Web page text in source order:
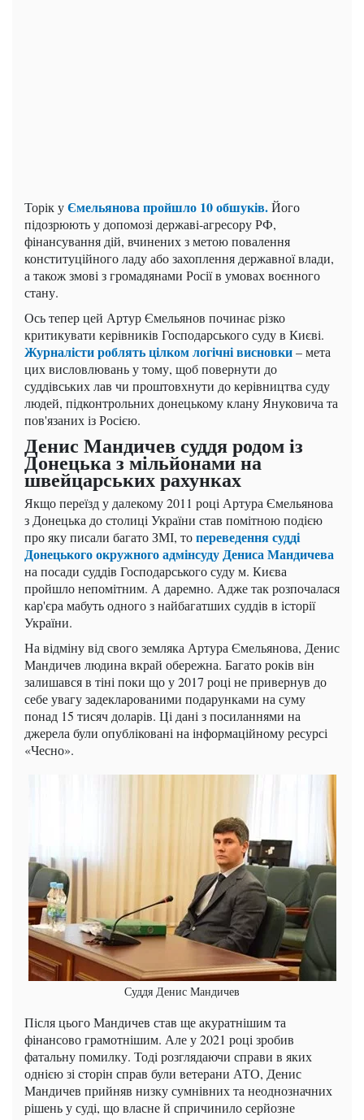
Торік уЄмельянова пройшло 10 обшуків.Його
підозрюють у допомозі державі-агресору РФ,
фінансування дій, вчинених з метою повалення
конституційного ладу або захоплення державної влади,
а також змові з громадянами Росії в умовах воєнного
стану.
Ось тепер цей Артур Ємельянов починає різко
критикувати керівників Господарського суду в Києві.
Журналісти роблять цілком логічні висновки– мета
цих висловлювань у тому, щоб повернути до
суддівських лав чи проштовхнути до керівництва суду
людей, підконтрольних донецькому клану Януковича та
пов'язаних із Росією.
Денис Мандичев суддя родом із
Донецька з мільйонами на
швейцарських рахунках
Якщо переїзд у далекому 2011 році Артура Ємельянова
з Донецька до столиці України став помітною подією
про яку писали багато ЗМІ, топереведення судді
Донецького окружного адмінсуду Дениса Мандичева
на посади суддів Господарського суду м. Києва
пройшло непомітним. А даремно. Адже так розпочалася
кар'єра мабуть одного з найбагатших суддів в історії
України.
На відміну від свого земляка Артура Ємельянова, Денис
Мандичев людина вкрай обережна. Багато років він
залишався в тіні поки що у 2017 році не привернув до
себе увагу задекларованими подарунками на суму
понад 15 тисяч доларів. Ці дані з посиланнями на
джерела були опубліковані на інформаційному ресурсі
«Чесно».
Суддя Денис Мандичев
Після цього Мандичев став ще акуратнішим та
фінансово грамотнішим. Але у 2021 році зробив
фатальну помилку. Тоді розглядаючи справи в яких
однією зі сторін справ були ветерани АТО, Денис
Мандичев прийняв низку сумнівних та неоднозначних
рішень у суді, що власне й спричинило серйозне